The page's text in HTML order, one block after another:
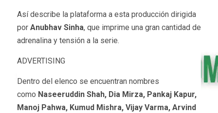
Así describe la plataforma a esta producción dirigida
por Anubhav Sinha, que imprime una gran cantidad de
adrenalina y tensión a la serie.
ADVERTISING
Dentro del elenco se encuentran nombres
como Naseeruddin Shah, Dia Mirza, Pankaj Kapur,
Manoj Pahwa, Kumud Mishra, Vijay Varma, Arvind